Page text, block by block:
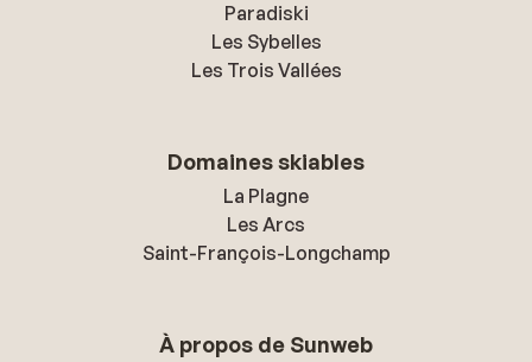
Paradiski
Les Sybelles
Les Trois Vallées
Domaines skiables
La Plagne
Les Arcs
Saint-François-Longchamp
À propos de Sunweb